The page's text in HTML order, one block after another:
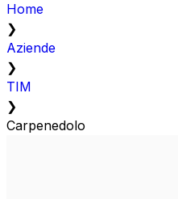
Home
❯
Aziende
❯
TIM
❯
Carpenedolo